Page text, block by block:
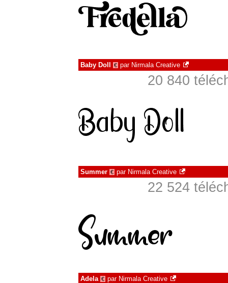
Baby Doll € par Nirmala Creative
20 840
Summer € par Nirmala Creative
22 524
Adela € par Nirmala Creative